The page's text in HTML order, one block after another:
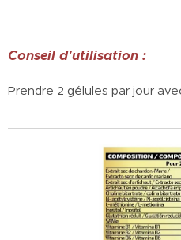
Conseil d'utilisation :
Prendre 2 gélules par jour